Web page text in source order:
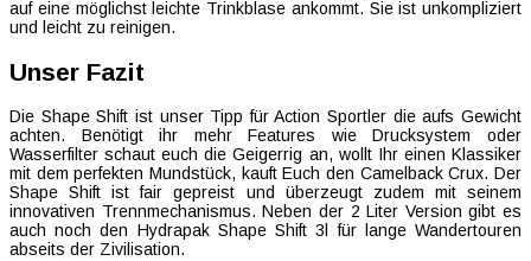
auf eine möglichst leichte Trinkblase ankommt. Sie ist unkompliziert
und leicht zu reinigen.
Unser Fazit
Die Shape Shift ist unser Tipp für Action Sportler die aufs Gewicht
achten. Benötigt ihr mehr Features wie Drucksystem oder
Wasserfilter schaut euch die Geigerrig an, wollt Ihr einen Klassiker
mit dem perfekten Mundstück, kauft Euch den Camelback Crux. Der
Shape Shift ist fair gepreist und überzeugt zudem mit seinem
innovativen Trennmechanismus. Neben der 2 Liter Version gibt es
auch noch den Hydrapak Shape Shift 3l für lange Wandertouren
abseits der Zivilisation.